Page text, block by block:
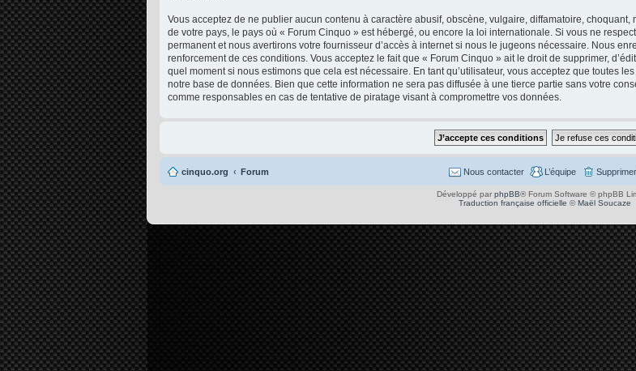
Vous acceptez de ne publier aucun contenu à caractère abusif, obscène, vulgaire, diffamatoire,
de votre pays, le pays où « Forum Cinquo » est hébergé, ou encore la loi internationale. Si vous ne
permanent et nous avertirons votre fournisseur d’accès à internet si nous le jugeons nécessaire. Nous
renforcement de ces conditions. Vous acceptez le fait que « Forum Cinquo » ait le droit de supprimer,
quel moment si nous estimons que cela est nécessaire. En tant qu’utilisateur, vous acceptez que toutes
notre base de données. Bien que cette information ne sera pas diffusée à une tierce partie sans votre
comme responsables en cas de tentative de piratage visant à compromettre vos données.
cinquo.org Forum L’équipe
Nous contacter
Développé par phpBB® Forum Software © phpBB
Traduction française officielle ©Maël Soucaze